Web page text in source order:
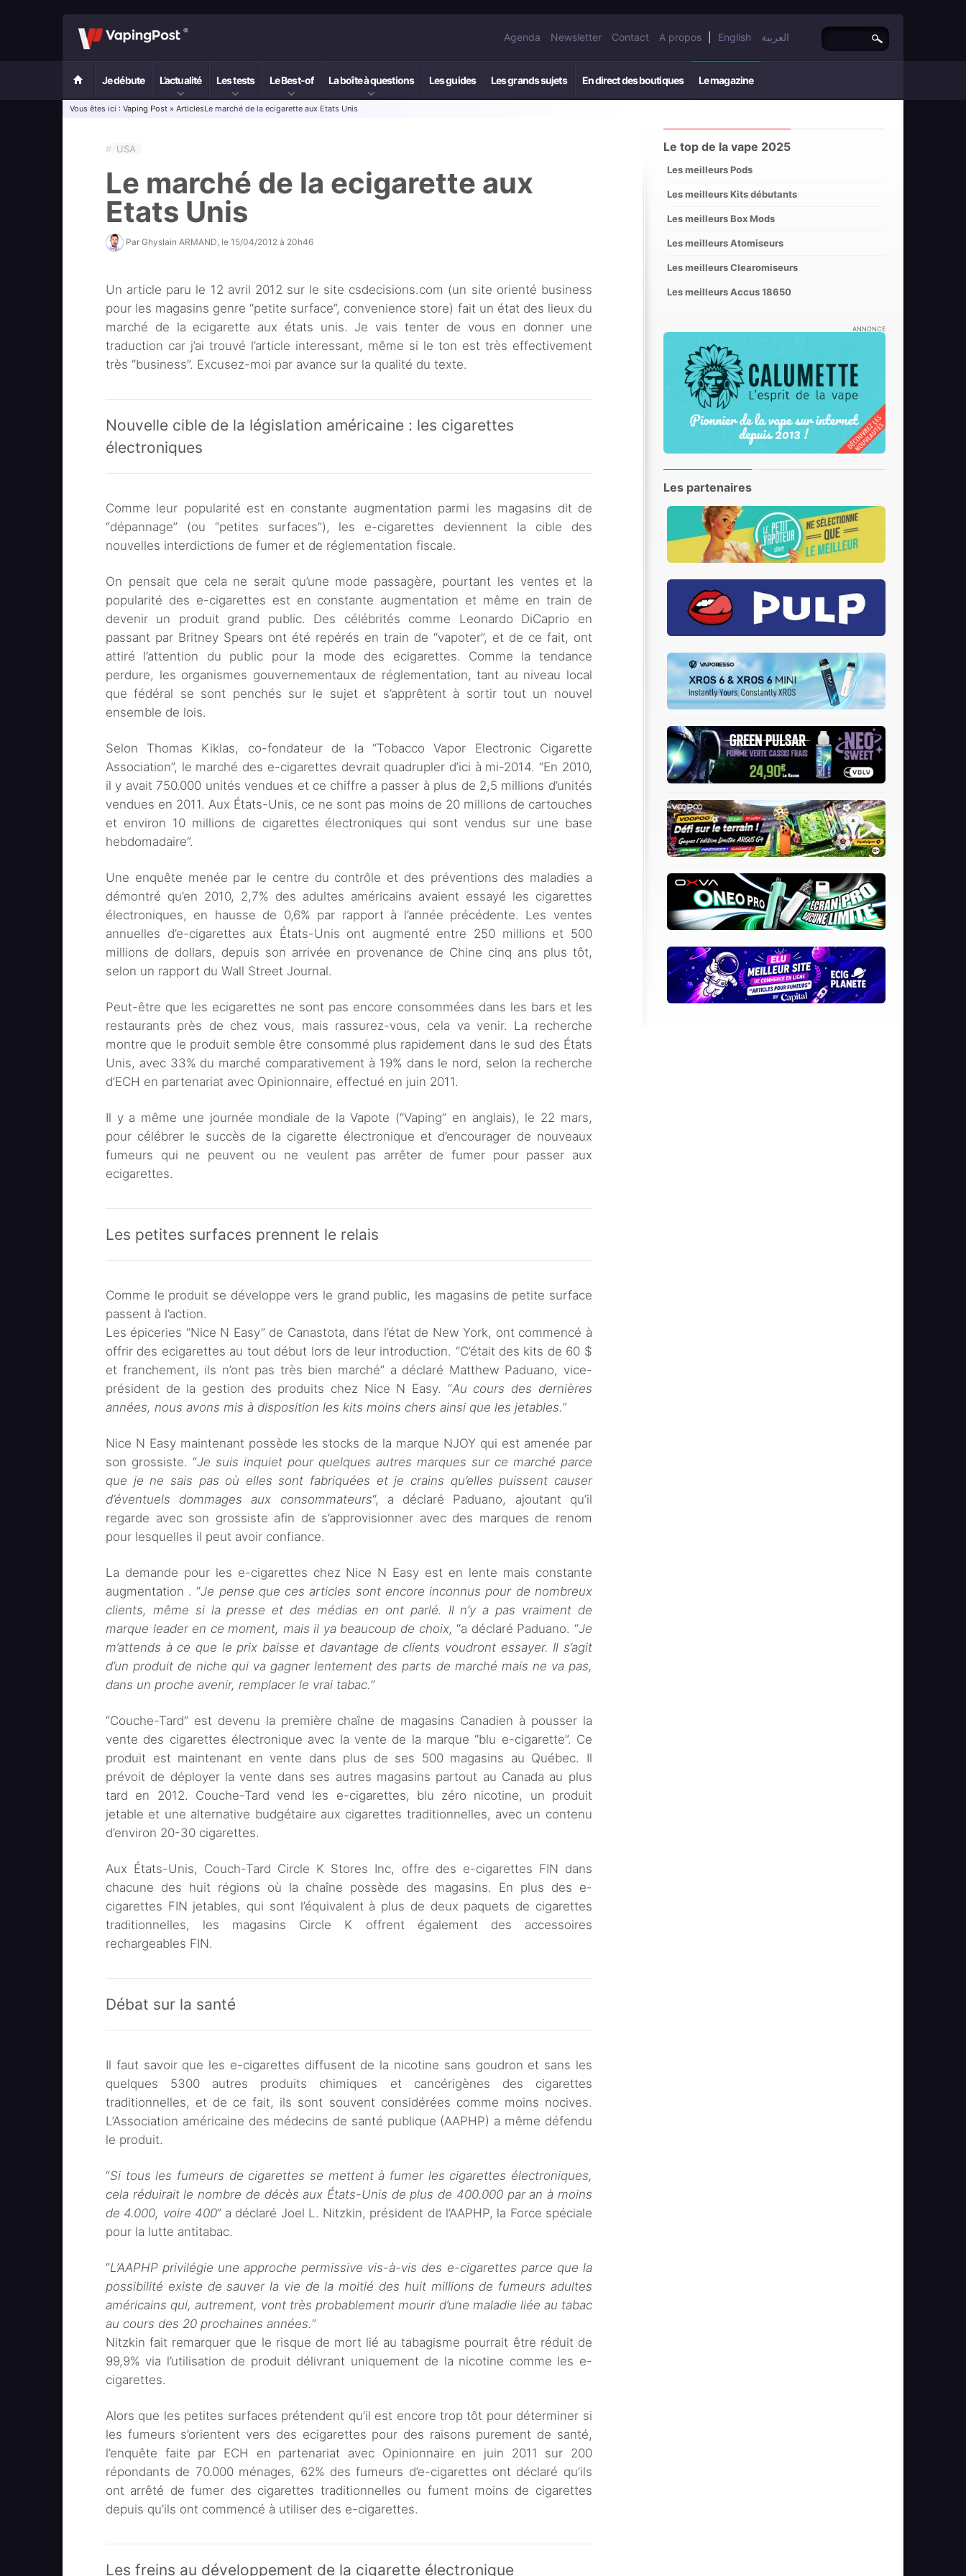
Agenda Newsletter Contact A propos English العربية
Je débute L’actualité Les tests Le Best-of La boîte à questions Les guides Les grands sujets En direct des boutiques Le magazine
Vous êtes ici : Vaping Post » ArticlesLe marché de la ecigarette aux Etats Unis
# USA
Le marché de la ecigarette aux
Etats Unis
Par Ghyslain ARMAND , le 15/04/2012 à 20h46
Un article paru le 12 avril 2012 sur le site csdecisions.com (un site orienté business
pour les magasins genre “petite surface”, convenience store) fait un état des lieux du
marché de la ecigarette aux états unis. Je vais tenter de vous en donner une
traduction car j’ai trouvé l’article interessant, même si le ton est très effectivement
très “business”. Excusez-moi par avance sur la qualité du texte.
Nouvelle cible de la législation américaine : les cigarettes
électroniques
Comme leur popularité est en constante augmentation parmi les magasins dit de
“dépannage” (ou “petites surfaces”), les e-cigarettes deviennent la cible des
nouvelles interdictions de fumer et de réglementation fiscale.
On pensait que cela ne serait qu’une mode passagère, pourtant les ventes et la
popularité des e-cigarettes est en constante augmentation et même en train de
devenir un produit grand public. Des célébrités comme Leonardo DiCaprio en
passant par Britney Spears ont été repérés en train de “vapoter”, et de ce fait, ont
attiré l’attention du public pour la mode des ecigarettes. Comme la tendance
perdure, les organismes gouvernementaux de réglementation, tant au niveau local
que fédéral se sont penchés sur le sujet et s’apprêtent à sortir tout un nouvel
ensemble de lois.
Selon Thomas Kiklas, co-fondateur de la “Tobacco Vapor Electronic Cigarette
Association”, le marché des e-cigarettes devrait quadrupler d’ici à mi-2014. “En 2010,
il y avait 750.000 unités vendues et ce chiffre a passer à plus de 2,5 millions d’unités
vendues en 2011. Aux États-Unis, ce ne sont pas moins de 20 millions de cartouches
et environ 10 millions de cigarettes électroniques qui sont vendus sur une base
hebdomadaire”.
Une enquête menée par le centre du contrôle et des préventions des maladies a
démontré qu’en 2010, 2,7% des adultes américains avaient essayé les cigarettes
électroniques, en hausse de 0,6% par rapport à l’année précédente. Les ventes
annuelles d’e-cigarettes aux États-Unis ont augmenté entre 250 millions et 500
millions de dollars, depuis son arrivée en provenance de Chine cinq ans plus tôt,
selon un rapport du Wall Street Journal.
Peut-être que les ecigarettes ne sont pas encore consommées dans les bars et les
restaurants près de chez vous, mais rassurez-vous, cela va venir. La recherche
montre que le produit semble être consommé plus rapidement dans le sud des États
Unis, avec 33% du marché comparativement à 19% dans le nord, selon la recherche
d’ECH en partenariat avec Opinionnaire, effectué en juin 2011.
Il y a même une journée mondiale de la Vapote (“Vaping” en anglais), le 22 mars,
pour célébrer le succès de la cigarette électronique et d’encourager de nouveaux
fumeurs qui ne peuvent ou ne veulent pas arrêter de fumer pour passer aux
ecigarettes.
Les petites surfaces prennent le relais
Comme le produit se développe vers le grand public, les magasins de petite surface
passent à l’action.
Les épiceries “Nice N Easy” de Canastota, dans l’état de New York, ont commencé à
offrir des ecigarettes au tout début lors de leur introduction. “C’était des kits de 60 $
et franchement, ils n’ont pas très bien marché” a déclaré Matthew Paduano, vice-
président de la gestion des produits chez Nice N Easy. “Au cours des dernières
années, nous avons mis à disposition les kits moins chers ainsi que les jetables.”
Nice N Easy maintenant possède les stocks de la marque NJOY qui est amenée par
son grossiste. “Je suis inquiet pour quelques autres marques sur ce marché parce
que je ne sais pas où elles sont fabriquées et je crains qu’elles puissent causer
d’éventuels dommages aux consommateurs“, a déclaré Paduano, ajoutant qu’il
regarde avec son grossiste afin de s’approvisionner avec des marques de renom
pour lesquelles il peut avoir confiance.
La demande pour les e-cigarettes chez Nice N Easy est en lente mais constante
augmentation . “Je pense que ces articles sont encore inconnus pour de nombreux
clients, même si la presse et des médias en ont parlé. Il n’y a pas vraiment de
marque leader en ce moment, mais il ya beaucoup de choix, “a déclaré Paduano. “Je
m’attends à ce que le prix baisse et davantage de clients voudront essayer. Il s’agit
d’un produit de niche qui va gagner lentement des parts de marché mais ne va pas,
dans un proche avenir, remplacer le vrai tabac.”
“Couche-Tard” est devenu la première chaîne de magasins Canadien à pousser la
vente des cigarettes électronique avec la vente de la marque “blu e-cigarette”. Ce
produit est maintenant en vente dans plus de ses 500 magasins au Québec. Il
prévoit de déployer la vente dans ses autres magasins partout au Canada au plus
tard en 2012. Couche-Tard vend les e-cigarettes, blu zéro nicotine, un produit
jetable et une alternative budgétaire aux cigarettes traditionnelles, avec un contenu
d’environ 20-30 cigarettes.
Aux États-Unis, Couch-Tard Circle K Stores Inc, offre des e-cigarettes FIN dans
chacune des huit régions où la chaîne possède des magasins. En plus des e-
cigarettes FIN jetables, qui sont l’équivalent à plus de deux paquets de cigarettes
traditionnelles, les magasins Circle K offrent également des accessoires
rechargeables FIN.
Débat sur la santé
Il faut savoir que les e-cigarettes diffusent de la nicotine sans goudron et sans les
quelques 5300 autres produits chimiques et cancérigènes des cigarettes
traditionnelles, et de ce fait, ils sont souvent considérées comme moins nocives.
L’Association américaine des médecins de santé publique (AAPHP) a même défendu
le produit.
“Si tous les fumeurs de cigarettes se mettent à fumer les cigarettes électroniques,
cela réduirait le nombre de décès aux États-Unis de plus de 400.000 par an à moins
de 4.000, voire 400” a déclaré Joel L. Nitzkin, président de l’AAPHP, la Force spéciale
pour la lutte antitabac.
“L’AAPHP privilégie une approche permissive vis-à-vis des e-cigarettes parce que la
possibilité existe de sauver la vie de la moitié des huit millions de fumeurs adultes
américains qui, autrement, vont très probablement mourir d’une maladie liée au tabac
au cours des 20 prochaines années.”
Nitzkin fait remarquer que le risque de mort lié au tabagisme pourrait être réduit de
99,9% via l’utilisation de produit délivrant uniquement de la nicotine comme les e-
cigarettes.
Alors que les petites surfaces prétendent qu’il est encore trop tôt pour déterminer si
les fumeurs s’orientent vers des ecigarettes pour des raisons purement de santé,
l’enquête faite par ECH en partenariat avec Opinionnaire en juin 2011 sur 200
répondants de 70.000 ménages, 62% des fumeurs d’e-cigarettes ont déclaré qu’ils
ont arrêté de fumer des cigarettes traditionnelles ou fument moins de cigarettes
depuis qu’ils ont commencé à utiliser des e-cigarettes.
Les freins au développement de la cigarette électronique
Le top de la vape 2025
Les meilleurs Pods
Les meilleurs Kits débutants
Les meilleurs Box Mods
Les meilleurs Atomiseurs
Les meilleurs Clearomiseurs
Les meilleurs Accus 18650
ANNONCE
Les partenaires